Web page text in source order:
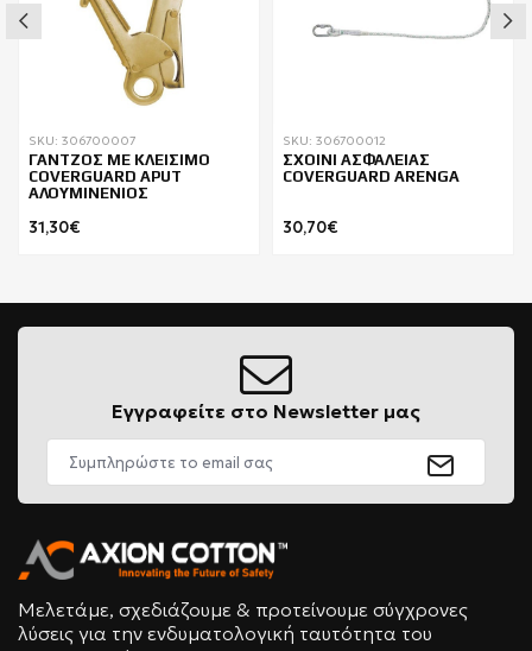
SKU: 306700007
ΓΑΝΤΖΟΣ ΜΕ ΚΛΕΙΣΙΜΟ
COVERGUARD APUT
ΑΛΟΥΜΙΝΕΝΙΟΣ
31,30€
SKU: 306700012
ΣΧΟΙΝΙ ΑΣΦΑΛΕΙΑΣ
COVERGUARD ARENGA
30,70€
Εγγραφείτε στο Newsletter μας
Μελετάμε, σχεδιάζουμε & προτείνουμε σύγχρονες
λύσεις για την ενδυματολογική ταυτότητα του